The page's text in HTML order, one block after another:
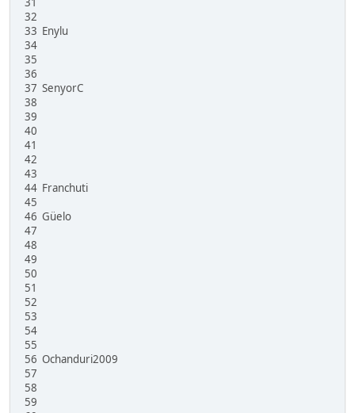
32
33 Enylu
34
35
36
37 SenyorC
38
39
40
41
42
43
44 Franchuti
45
46 Güelo
47
48
49
50
51
52
53
54
55
56 Ochanduri2009
57
58
59